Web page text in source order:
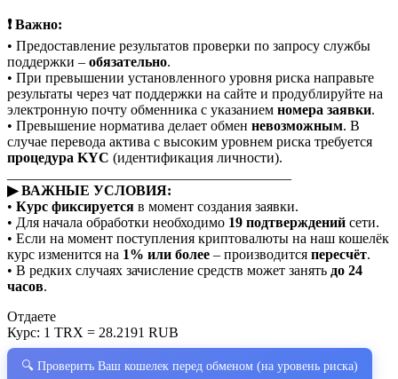
❗ Важно:
• Предоставление результатов проверки по запросу службы
поддержки – обязательно.
• При превышении установленного уровня риска направьте
результаты через чат поддержки на сайте и продублируйте на
электронную почту обменника с указанием номера заявки.
• Превышение норматива делает обмен невозможным. В
случае перевода актива с высоким уровнем риска требуется
процедура KYC (идентификация личности).
▶ ВАЖНЫЕ УСЛОВИЯ:
• Курс фиксируется в момент создания заявки.
• Для начала обработки необходимо 19 подтверждений сети.
• Если на момент поступления криптовалюты на наш кошелёк
курс изменится на 1% или более – производится пересчёт.
• В редких случаях зачисление средств может занять до 24
часов.
Отдаете
Курс: 1 TRX = 28.2191 RUB
🔍 Проверить Ваш кошелек перед обменом (на уровень риска)